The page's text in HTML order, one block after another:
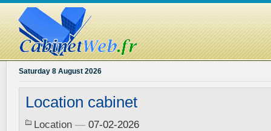
Saturday 8 August 2026
Location cabinet
Location — 07-02-2026